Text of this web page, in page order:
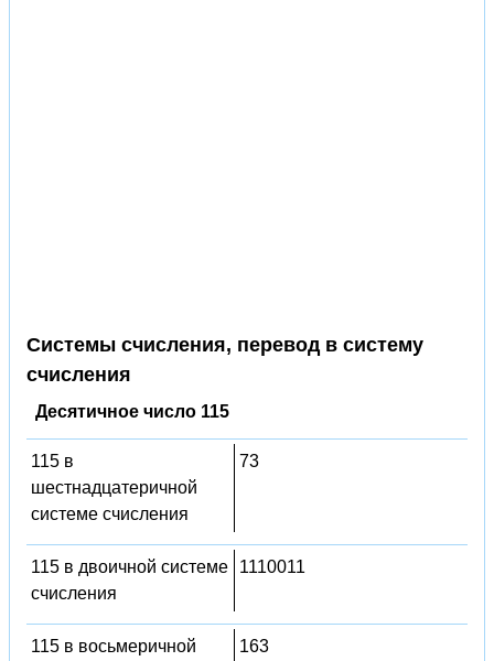
Системы счисления, перевод в систему
счисления
Десятичное число 115
115 в
шестнадцатеричной
системе счисления
73
115 в двоичной системе
счисления
1110011
115 в восьмеричной
163